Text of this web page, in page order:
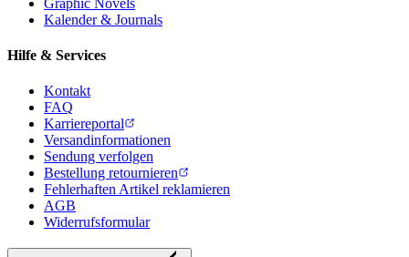
Kalender & Journals
Hilfe & Services
Kontakt
FAQ
Karriereportal
Versandinformationen
Sendung verfolgen
Bestellung retournieren
Fehlerhaften Artikel reklamieren
AGB
Widerrufsformular